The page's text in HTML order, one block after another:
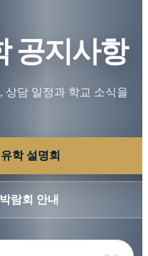
공지사항
상담 일정과 학교 소식을
학 설명회
람회 안내